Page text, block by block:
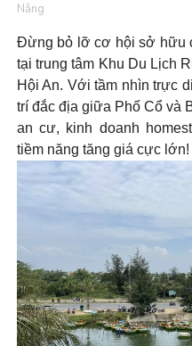
Nẵng
Đừng bỏ lỡ cơ hội sở hữu
tại trung tâm Khu Du Lịch
Hội An. Với tầm nhìn trực
trí đắc địa giữa Phố Cổ và
an cư, kinh doanh
tiềm năng tăng giá cực lớn!